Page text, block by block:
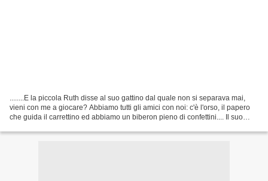
........E la piccola Ruth disse al suo gattino dal quale non si separava mai,
vieni con me a giocare? Abbiamo tutti gli amici con noi: c'è l'orso, il papero
che guida il carrettino ed abbiamo un biberon pieno di confettini.... Il suo